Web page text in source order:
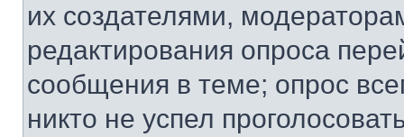
их создателями,
редактирования опроса
сообщения в теме; опрос
никто не успел